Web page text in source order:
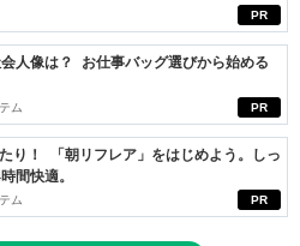
PR
PR
人像は？ お仕事バッグ選びから始める
ム
PR
り！ 「朝リフレア」をはじめよう。しっ
間快適。
ム